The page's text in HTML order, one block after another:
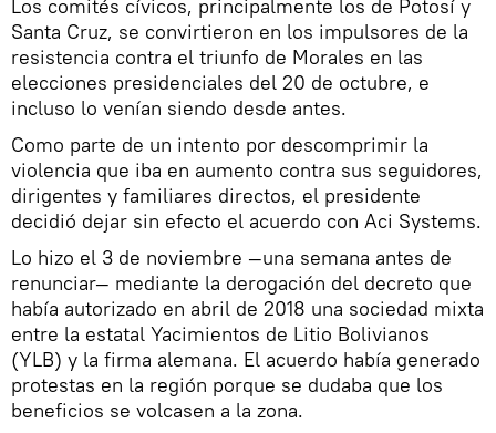
Los comités cívicos, principalmente los de Potosí y
Santa Cruz, se convirtieron en los impulsores de la
resistencia contra el triunfo de Morales en las
elecciones presidenciales del 20 de octubre, e
incluso lo venían siendo desde antes.
Como parte de un intento por descomprimir la
violencia que iba en aumento contra sus seguidores,
dirigentes y familiares directos, el presidente
decidió dejar sin efecto el acuerdo con Aci Systems.
Lo hizo el 3 de noviembre —una semana antes de
renunciar— mediante la derogación del decreto que
había autorizado en abril de 2018 una sociedad mixta
entre la estatal Yacimientos de Litio Bolivianos
(YLB) y la firma alemana. El acuerdo había generado
protestas en la región porque se dudaba que los
beneficios se volcasen a la zona.